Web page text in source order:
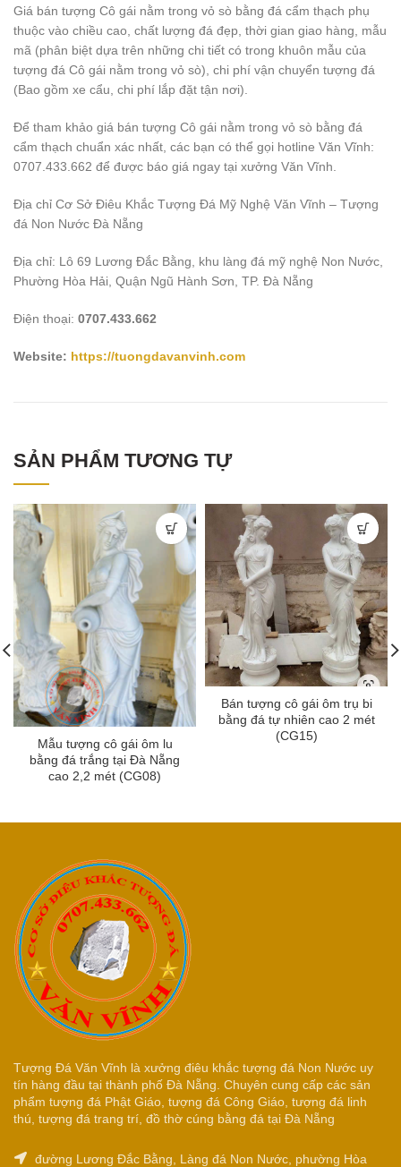
Giá bán tượng Cô gái nằm trong vỏ sò bằng đá cẩm thạch phụ
thuộc vào chiều cao, chất lượng đá đẹp, thời gian giao hàng, mẫu
mã (phân biệt dựa trên những chi tiết có trong khuôn mẫu của
tượng đá Cô gái nằm trong vỏ sò), chi phí vận chuyển tượng đá
(Bao gồm xe cẩu, chi phí lắp đặt tận nơi).
Để tham khảo giá bán tượng Cô gái nằm trong vỏ sò bằng đá
cẩm thạch chuẩn xác nhất, các bạn có thể gọi hotline Văn Vĩnh:
0707.433.662 để được báo giá ngay tại xưởng Văn Vĩnh.
Địa chỉ Cơ Sở Điêu Khắc Tượng Đá Mỹ Nghệ Văn Vĩnh – Tượng
đá Non Nước Đà Nẵng
Địa chỉ: Lô 69 Lương Đắc Bằng, khu làng đá mỹ nghệ Non Nước,
Phường Hòa Hải, Quận Ngũ Hành Sơn, TP. Đà Nẵng
Điện thoại: 0707.433.662
Website: https://tuongdavanvinh.com
SẢN PHẨM TƯƠNG TỰ
Mẫu tượng cô gái ôm lu
bằng đá trắng tại Đà Nẵng
cao 2,2 mét (CG08)
Bán tượng cô gái ôm trụ bi
bằng đá tự nhiên cao 2 mét
(CG15)
Tượng Đá Văn Vĩnh là xưởng điêu khắc tượng đá Non Nước uy
tín hàng đầu tại thành phố Đà Nẵng. Chuyên cung cấp các sản
phẩm tượng đá Phật Giáo, tượng đá Công Giáo, tượng đá linh
thú, tượng đá trang trí, đồ thờ cúng bằng đá tại Đà Nẵng
đường Lương Đắc Bằng, Làng đá Non Nước, phường Hòa